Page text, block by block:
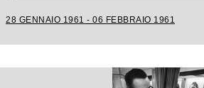
28 GENNAIO 1961 - 06 FEBBRAIO 1961